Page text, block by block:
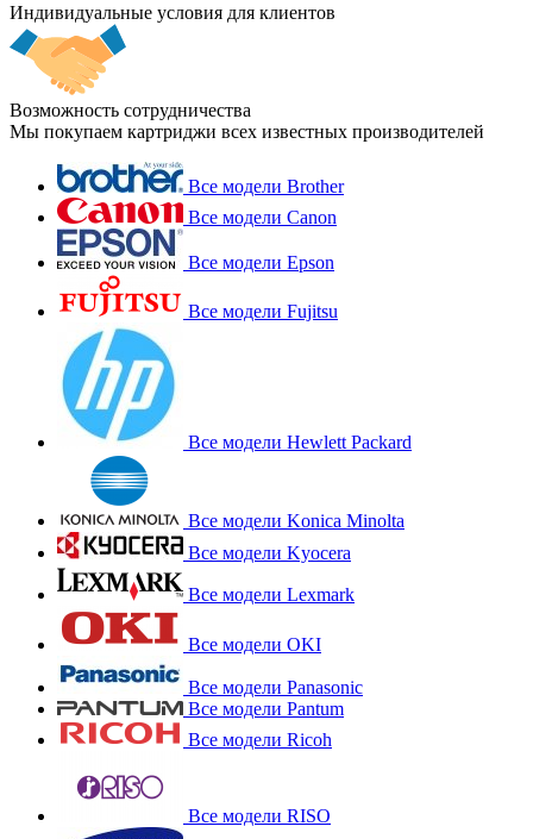
Индивидуальные условия для клиентов
Возможность сотрудничества
Мы покупаем картриджи всех известных производителей
Все модели Brother
Все модели Canon
Все модели Epson
Все модели Fujitsu
Все модели Hewlett Packard
Все модели Konica Minolta
Все модели Kyocera
Все модели Lexmark
Все модели OKI
Все модели Panasonic
Все модели Pantum
Все модели Ricoh
Все модели RISO